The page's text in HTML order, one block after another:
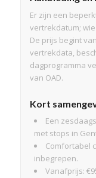
Er zijn een
vertrekdatum;
De prijs begint
vertrekdata,
dagprogramma
van OAD.
Kort
Een
met stops in
Comfortabel
inbegrepen.
Vanafprijs: